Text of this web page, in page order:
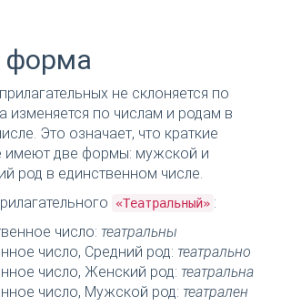
форма
не склоняется по
изменяется по числам и родам в
Это означает, что краткие
имеют две формы: мужской и
род в единственном числе.
«Театральный» :
число: театральны
число, Средний род: театрально
число, Женский род: театральна
число, Мужской род: театрален